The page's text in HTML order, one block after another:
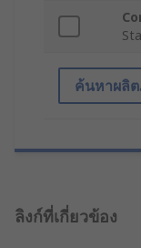
ค้นหาผลิ
ลิงก์ที่เกี่ยวข้อง